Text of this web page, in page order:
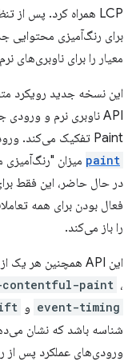
برای رنگ‌آمیزی محتوایی
معیار را برای ناوبری‌های
این نسخه جدید رویکرد
Paint تفکیک می‌کند. ورودی
paint میزان "رنگ‌آمیزی
در حال حاضر، این فقط
را باز می‌کند.
این API همچنین هر یک از ورودی‌های عملکرد
paint ،
event-timing و
شناسه باشد که نشان
ورودی‌های عملکرد پس از